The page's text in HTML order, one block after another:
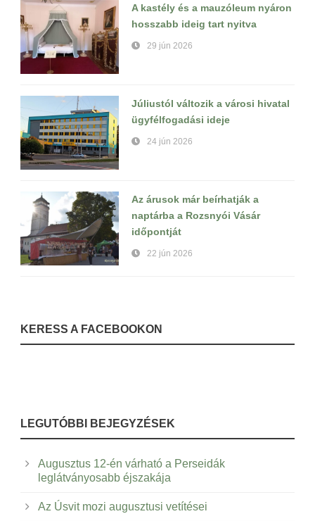
A kastély és a mauzóleum nyáron
hosszabb ideig tart nyitva
29 jún 2026
Júliustól változik a városi hivatal
ügyfélfogadási ideje
24 jún 2026
Az árusok már beírhatják a
naptárba a Rozsnyói Vásár
időpontját
22 jún 2026
KERESS A FACEBOOKON
LEGUTÓBBI BEJEGYZÉSEK
Augusztus 12-én várható a Perseidák
leglátványosabb éjszakája
Az Úsvit mozi augusztusi vetítései